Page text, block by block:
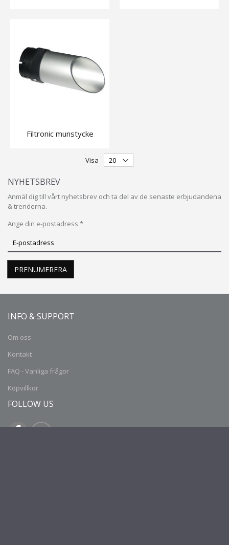
Filtronic munstycke
Visa
NYHETSBREV
Anmäl dig till vårt nyhetsbrev och ta del av de senaste erbjudandena
& trenderna.
Ange din e-postadress *
Prenumerera
vårt
nyhetsbrev
PRENUMERERA
INFO & SUPPORT
Om oss
Kontakt
FAQ - Vanliga frågor
Köpvillkor
FOLLOW US